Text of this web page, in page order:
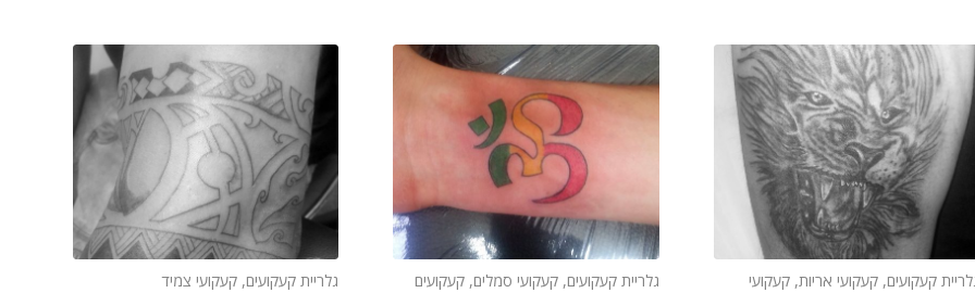
גלריית קעקועים, קעקועי צמיד גלריית קעקועים,קעקועי סמלים,קעקועים
קעקועים, קעקועי אריות, קעקועי